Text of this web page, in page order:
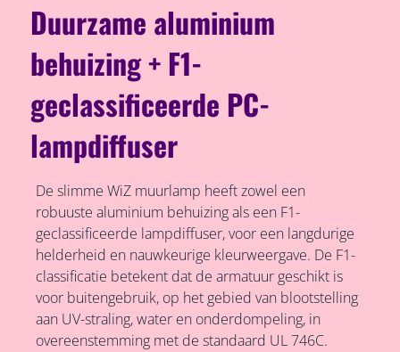
Duurzame aluminium
behuizing + F1-
geclassificeerde PC-
lampdiffuser
De slimme WiZ muurlamp heeft zowel een
robuuste aluminium behuizing als een F1-
geclassificeerde lampdiffuser, voor een langdurige
helderheid en nauwkeurige kleurweergave. De F1-
classificatie betekent dat de armatuur geschikt is
voor buitengebruik, op het gebied van blootstelling
aan UV-straling, water en onderdompeling, in
overeenstemming met de standaard UL 746C.